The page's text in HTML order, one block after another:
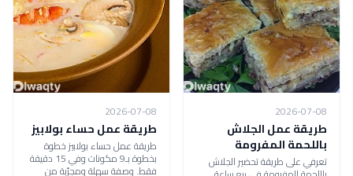
2026-07-08
طريقة عمل الجلاش
باللحمة المفرومة
تعرفي على طريقة تحضير الجلاش
2026-07-08
طريقة عمل حساء بولابيز
طريقة عمل حساء بولابيز خطوة
بخطوة بـ9 مكونات وفي 15 دقيقة
فقط. وصفة سهلة ومجرّبة من